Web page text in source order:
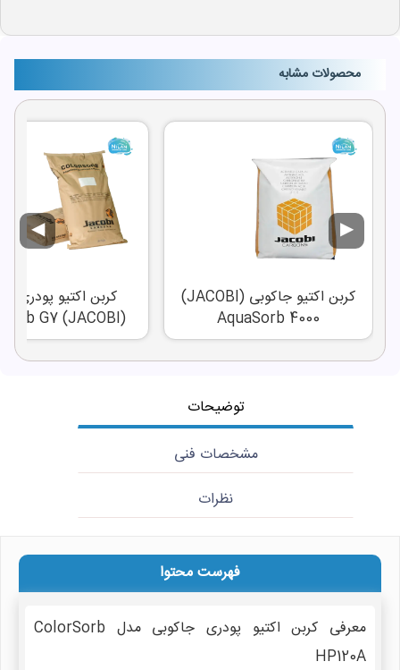
محصولات مشابه
کربن اکتیو جاکوبی (JACOBI)
AquaSorb 4000
کربن اکتیو پودری
(JACOBI) ColorSorb G7
▶
◀
توضیحات
مشخصات فنی
نظرات
فهرست محتوا
معرفی کربن اکتیو پودری جاکوبی مدل ColorSorb
HP120A